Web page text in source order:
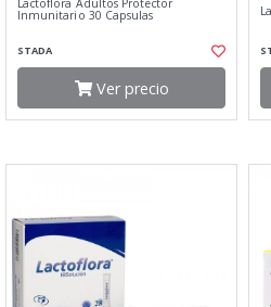
Lactoflora Adultos Protector
Inmunitario 30 Capsulas
STADA
Ver precio